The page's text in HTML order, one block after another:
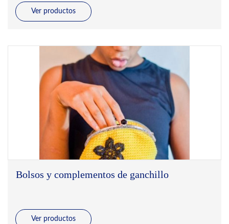
Ver productos
Bolsos y complementos de ganchillo
Ver productos